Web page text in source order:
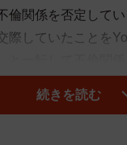
倫関係を否定して
際していたことを
さっているファン
続きを読む